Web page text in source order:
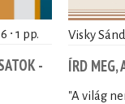
∙ 1 pp.
-
Visky
ÍRD MEG,
"A világ